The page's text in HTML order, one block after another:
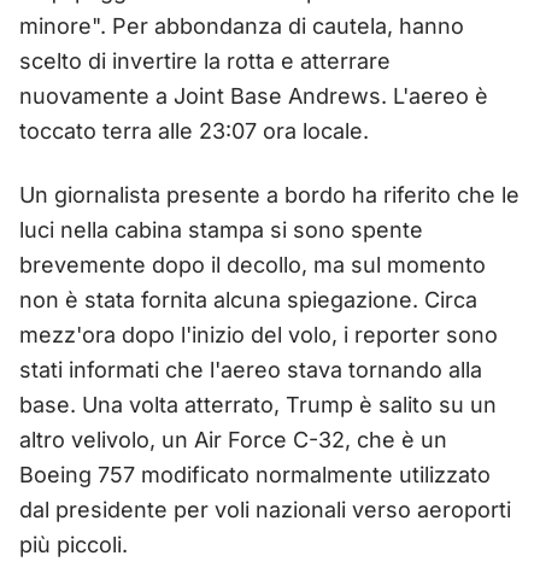
minore". Per abbondanza di cautela, hanno
scelto di invertire la rotta e atterrare
nuovamente a Joint Base Andrews. L'aereo è
toccato terra alle 23:07 ora locale.
Un giornalista presente a bordo ha riferito che le
luci nella cabina stampa si sono spente
brevemente dopo il decollo, ma sul momento
non è stata fornita alcuna spiegazione. Circa
mezz'ora dopo l'inizio del volo, i reporter sono
stati informati che l'aereo stava tornando alla
base. Una volta atterrato, Trump è salito su un
altro velivolo, un Air Force C-32, che è un
Boeing 757 modificato normalmente utilizzato
dal presidente per voli nazionali verso aeroporti
più piccoli.